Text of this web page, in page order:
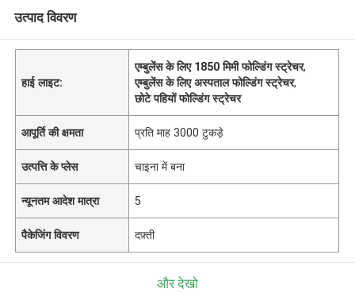
उत्पाद विवरण
हाई लाइट:
एम्बुलेंस के लिए 1850 मिमी फोल्डिंग स्ट्रेचर,
एम्बुलेंस के लिए अस्पताल फोल्डिंग स्ट्रेचर,
छोटे पहियों फोल्डिंग स्ट्रेचर
आपूर्ति की क्षमता प्रति माह 3000 टुकड़े
उत्पत्ति के प्लेस चाइना में बना
न्यूनतम आदेश मात्रा 5
पैकेजिंग विवरण दफ़्ती
और देखो